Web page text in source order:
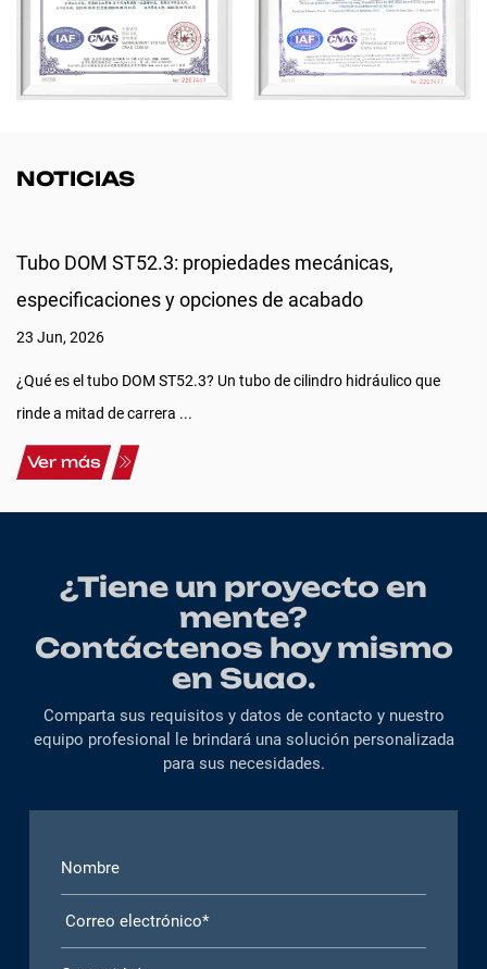
NOTICIAS
Tubo DOM ST52.3: propiedades mecánicas,
especificaciones y opciones de acabado
23 Jun, 2026
¿Qué es el tubo DOM ST52.3? Un tubo de cilindro hidráulico que
rinde a mitad de carrera ...
Ver más
¿Tiene un proyecto en
mente?
Contáctenos hoy mismo
en Suao.
Comparta sus requisitos y datos de contacto y nuestro
equipo profesional le brindará una solución personalizada
para sus necesidades.